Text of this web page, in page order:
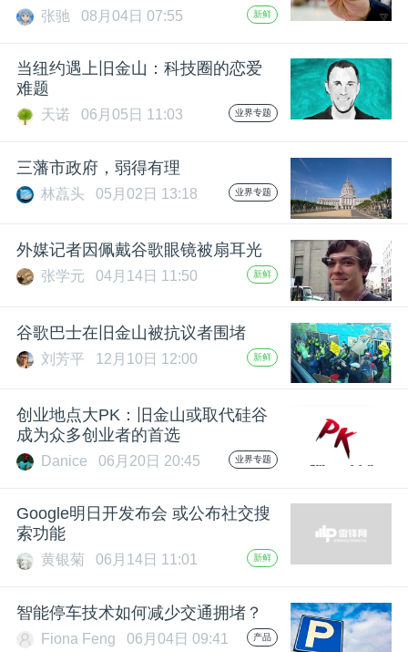
张驰 08月04日 07:55 新鲜
当纽约遇上旧金山：科技圈的恋爱
难题
天诺 06月05日 11:03 业界专题
三藩市政府，弱得有理
林藠头 05月02日 13:18 业界专题
外媒记者因佩戴谷歌眼镜被扇耳光
张学元 04月14日 11:50 新鲜
谷歌巴士在旧金山被抗议者围堵
刘芳平 12月10日 12:00 新鲜
创业地点大PK：旧金山或取代硅谷
成为众多创业者的首选
Danice 06月20日 20:45 业界专题
Google明日开发布会 或公布社交搜
索功能
黄银菊 06月14日 11:01 新鲜
智能停车技术如何减少交通拥堵？
Fiona Feng 06月04日 09:41 产品